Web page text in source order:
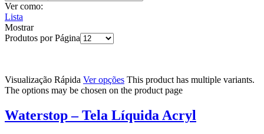
Ver como:
Lista
Mostrar
Produtos por Página
Visualização Rápida Ver opções This product has multiple variants.
The options may be chosen on the product page
Waterstop – Tela Líquida Acryl